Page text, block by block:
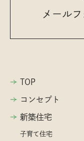
メール
TOP
コンセプト
新築住宅
子育て住宅